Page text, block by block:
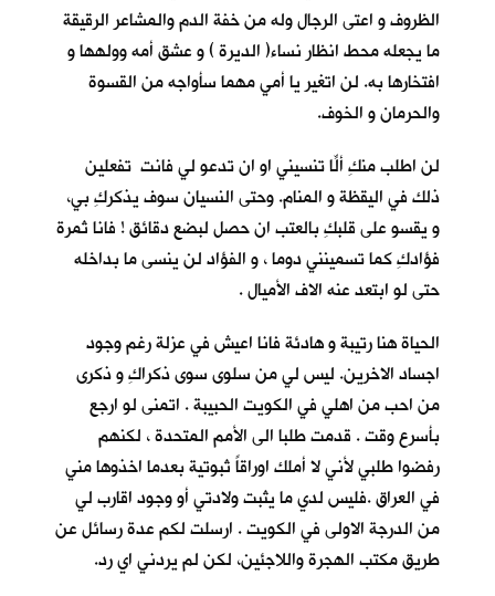
الظروف و اعتى الرجال وله من خفة الدم والمشاعر الرقيقة
ما يجعله محط انظار نساء( الديرة ) و عشق أمه وولهها و
افتخارها به. لن اتغير يا أمي مهما سأواجه من القسوة
والحرمان و الخوف.
لن اطلب منكِ ألّا تنسيني او ان تدعو لي فانتِ تفعلين
ذلك في اليقظة و المنام. وحتى النسيان سوف يذكركِ بي،
و يقسو على قلبكِ بالعتب ان حصل لبضع دقائق ! فانا ثمرة
فؤادكِ كما تسمينني دوما ، و الفؤاد لن ينسى ما بداخله
حتى لو ابتعد عنه الاف الأميال .
الحياة هنا رتيبة و هادئة فانا اعيش في عزلة رغم وجود
اجساد الاخرين. ليس لي من سلوى سوى ذكراكِ و ذكرى
من احب من اهلي في الكويت الحبيبة . اتمنى لو ارجع
بأسرع وقت . قدمت طلبا الى الأمم المتحدة ، لكنهم
رفضوا طلبي لأني لا أملك اوراقاً ثبوتية بعدما اخذوها مني
في العراق .فليس لدي ما يثبت ولادتي أو وجود اقارب لي
من الدرجة الاولى في الكويت . ارسلت لكم عدة رسائل عن
طريق مكتب الهجرة واللاجئين، لكن لم يردني اي رد.